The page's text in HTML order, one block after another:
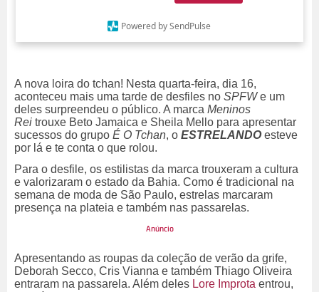
Powered by SendPulse
A nova loira do tchan! Nesta quarta-feira, dia 16,
aconteceu mais uma tarde de desfiles no SPFWe um
deles surpreendeu o público. A marca Meninos
Rei trouxe Beto Jamaica e Sheila Mello para apresentar
sucessos do grupo É O Tchan, o ESTRELANDOesteve
por lá e te conta o que rolou.
Para o desfile, os estilistas da marca trouxeram a cultura
e valorizaram o estado da Bahia. Como é tradicional na
semana de moda de São Paulo, estrelas marcaram
presença na plateia e também nas passarelas.
Apresentando as roupas da coleção de verão da grife,
Deborah Secco, Cris Vianna e também Thiago Oliveira
entraram na passarela. Além deles Lore Improta entrou,